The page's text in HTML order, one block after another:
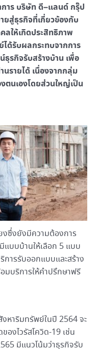
าร บริษัท ดี–แลนด์ กรุ๊ป
ยสู่ธุรกิจที่เกี่ยวข้องกับ
ให้เกิดประสิทธิภาพ
ด้รับผลกระทบจากการ
ธุรกิจรับสร้างบ้าน เพื่อ
รายได้ เนื่องจากกลุ่ม
ตนเองโดยส่วนใหญ่เป็น
งซึ่งยังมีความต้องการ
บบบ้านให้เลือก 5 แบบ
ารรับออกแบบและสร้าง
มบริการให้คำปรึกษาฟรี
หาริมทรัพย์ในปี 2564 จะ
องไวรัสโควิด-19 เช่น
มีแนวโน้มว่าธุรกิจรับ